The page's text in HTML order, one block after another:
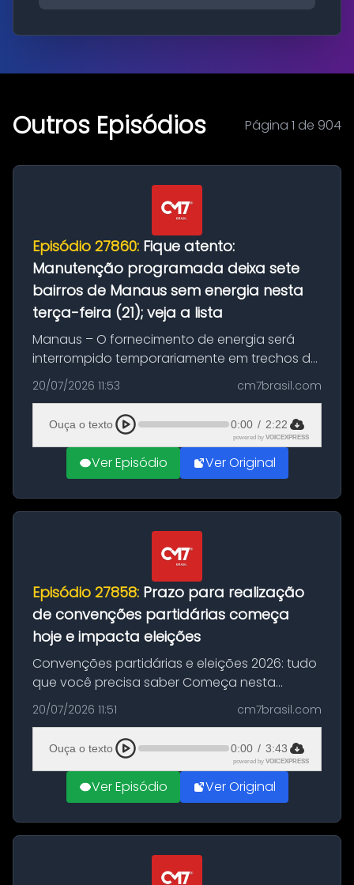
Outros Episódios Página 1 de 904
Episódio 27860: Fique atento:
Manutenção programada deixa sete
bairros de Manaus sem energia nesta
terça-feira (21); veja a lista
Manaus – O fornecimento de energia será
interrompido temporariamente em trechos de
sete bairros de Manaus nesta terça-feira (21).
A suspensão programada ocorrerá para a
execução de serviços de manuten...
20/07/2026 11:53 cm7brasil.com
Ouça o texto 0:00 / 2:22
powered by VOICEXPRESS
Ver Episódio Ver Original
Episódio 27858: Prazo para realização
de convenções partidárias começa
hoje e impacta eleições
Convenções partidárias e eleições 2026: tudo
que você precisa saber Começa nesta
segunda-feira e vai até 5 de agosto o prazo
para que partidos políticos e federações
partidárias realizem suas convençõ...
20/07/2026 11:51 cm7brasil.com
Ouça o texto 0:00 / 3:43
powered by VOICEXPRESS
Ver Episódio Ver Original